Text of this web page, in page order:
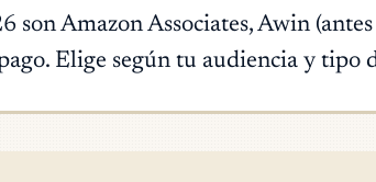
son Amazon Associates, Awin
Elige según tu audiencia y tipo